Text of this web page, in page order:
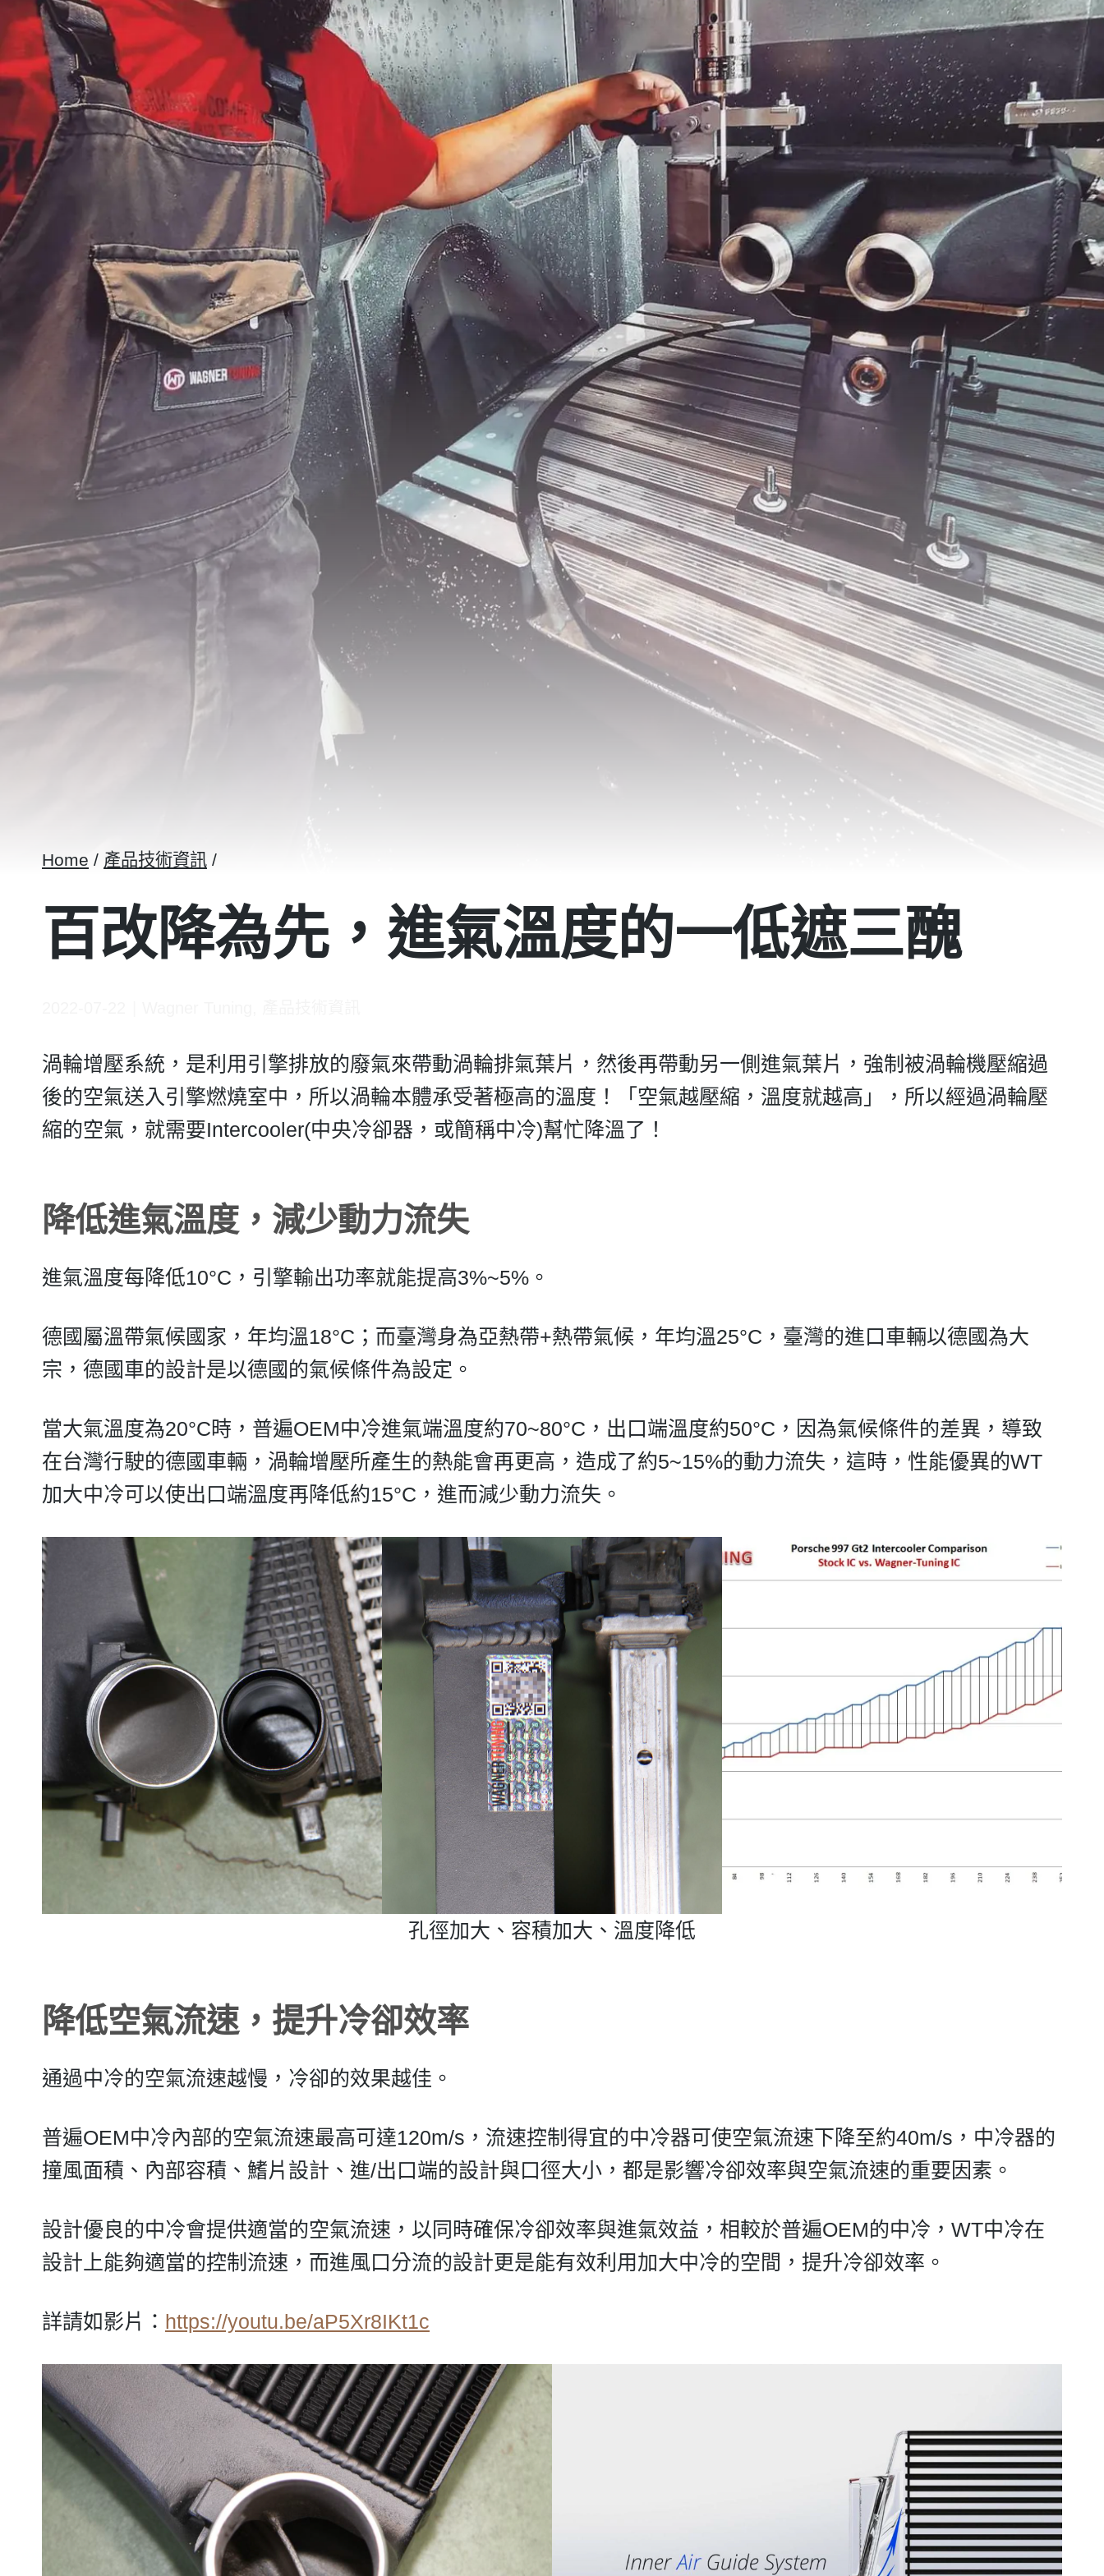
Home / 產品技術資訊 /
百改降為先，進氣溫度的一低遮三醜
渦輪增壓系統，是利用引擎排放的廢氣來帶動渦輪排氣葉片，然後再帶動另一側進氣葉片，強制被渦輪機壓縮過
後的空氣送入引擎燃燒室中，所以渦輪本體承受著極高的溫度！「空氣越壓縮，溫度就越高」，所以經過渦輪壓
縮的空氣，就需要Intercooler(中央冷卻器，或簡稱中冷)幫忙降溫了！
降低進氣溫度，減少動力流失
進氣溫度每降低10°C，引擎輸出功率就能提高3%~5%。
德國屬溫帶氣候國家，年均溫18°C；而臺灣身為亞熱帶+熱帶氣候，年均溫25°C，臺灣的進口車輛以德國為大
宗，德國車的設計是以德國的氣候條件為設定。
當大氣溫度為20°C時，普遍OEM中冷進氣端溫度約70~80°C，出口端溫度約50°C，因為氣候條件的差異，導致
在台灣行駛的德國車輛，渦輪增壓所產生的熱能會再更高，造成了約5~15%的動力流失，這時，性能優異的WT
加大中冷可以使出口端溫度再降低約15°C，進而減少動力流失。
孔徑加大、容積加大、溫度降低
降低空氣流速，提升冷卻效率
通過中冷的空氣流速越慢，冷卻的效果越佳。
普遍OEM中冷內部的空氣流速最高可達120m/s，流速控制得宜的中冷器可使空氣流速下降至約40m/s，中冷器的
撞風面積、內部容積、鰭片設計、進/出口端的設計與口徑大小，都是影響冷卻效率與空氣流速的重要因素。
設計優良的中冷會提供適當的空氣流速，以同時確保冷卻效率與進氣效益，相較於普遍OEM的中冷，WT中冷在
設計上能夠適當的控制流速，而進風口分流的設計更是能有效利用加大中冷的空間，提升冷卻效率。
詳請如影片： https://youtu.be/aP5Xr8IKt1c